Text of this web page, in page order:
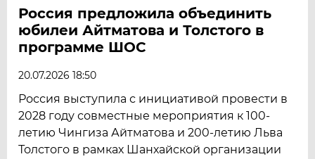
Россия предложила объединить
юбилеи Айтматова и Толстого в
программе ШОС
20.07.2026 18:50
Россия выступила с инициативой провести в
2028 году совместные мероприятия к 100-
летию Чингиза Айтматова и 200-летию Льва
Толстого в рамках Шанхайской организации